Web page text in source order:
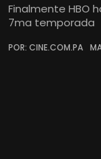
Finalmente HBO
7ma temporada
POR: CINE.COM.PA